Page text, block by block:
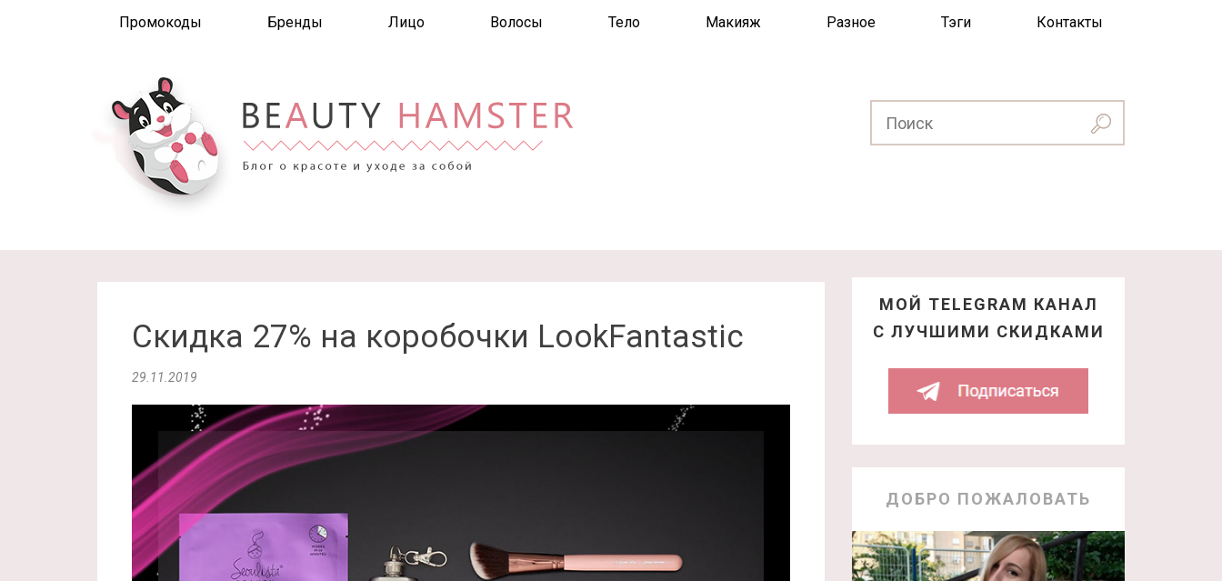
Промокоды Бренды Лицо Волосы Тело Макияж Разное Тэги Контакты
Скидка 27% на коробочки LookFantastic
29.11.2019
МОЙ TELEGRAM КАНАЛ
С ЛУЧШИМИ СКИДКАМИ
ДОБРО ПОЖАЛОВАТЬ